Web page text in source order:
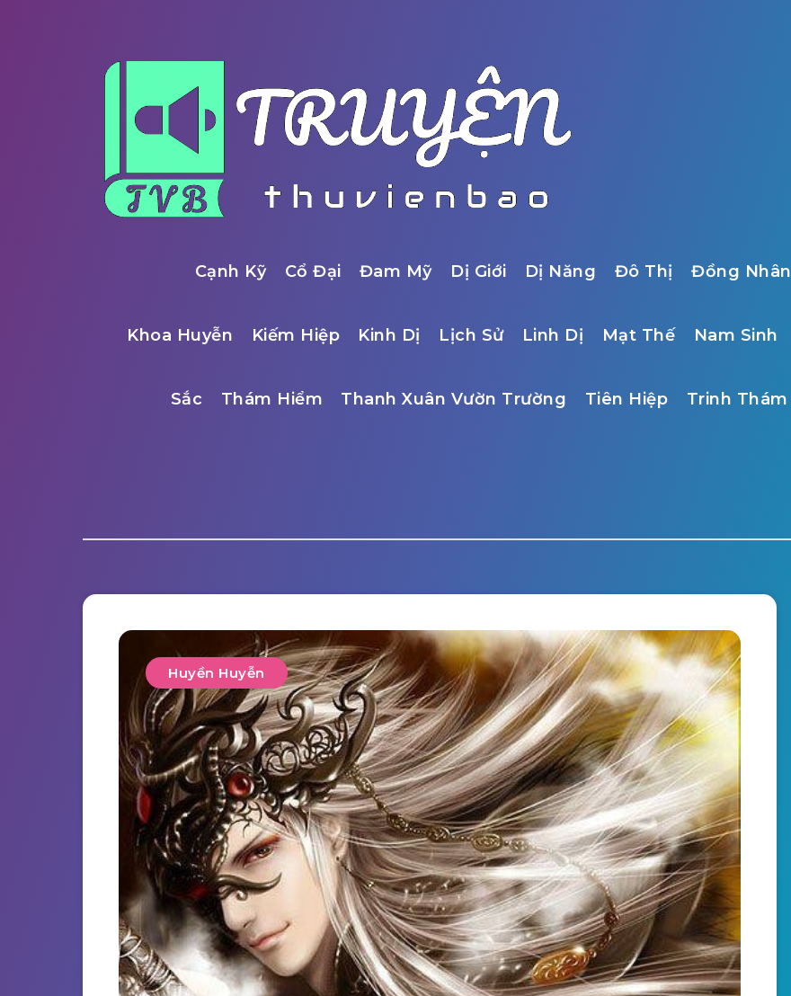
Cạnh Kỹ Cổ Đại Đam Mỹ Dị Giới Dị Năng Đô Thị Đồng Nhân
Khoa Huyễn Kiếm Hiệp Kinh Dị Lịch Sử Linh Dị Mạt Thế Nam Sinh
Sắc Thám Hiểm Thanh Xuân Vườn Trường Tiên Hiệp Trinh Thám
Huyền Huyễn